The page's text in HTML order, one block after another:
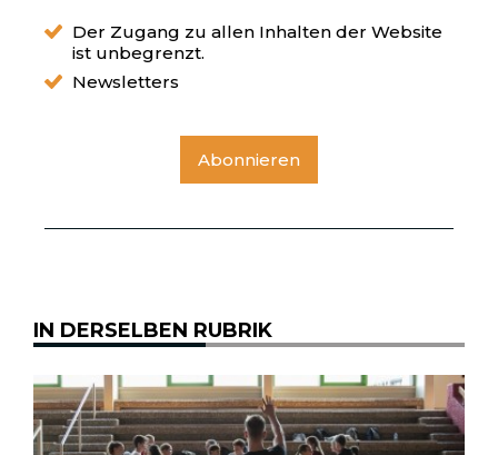
Der Zugang zu allen Inhalten der Website
ist unbegrenzt.
Newsletters
Abonnieren
IN DERSELBEN RUBRIK